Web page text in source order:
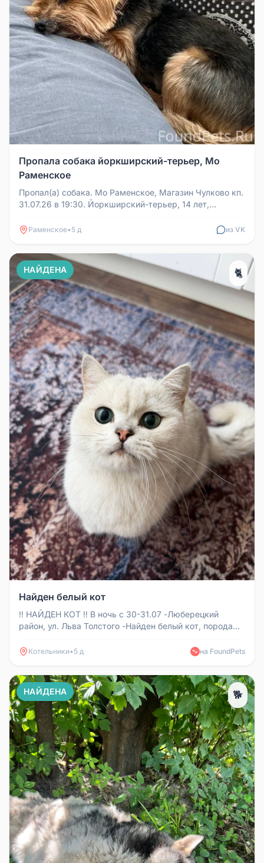
Пропала собака йоркширский-терьер, Мо
Раменское
Пропал(а) собака. Мо Раменское, Магазин Чулково кп.
31.07.26 в 19:30. Йоркширский-терьер, 14 лет,
Раменское• 5 д из VK
НАЙДЕНА 🐈
Найден белый кот
‼️ НАЙДЕН КОТ ‼️ В ночь с 30-31.07 -Люберецкий
район, ул. Льва Толстого -Найден белый кот, порода
Котельники• 5 д 🐾 на FoundPets
НАЙДЕНА 🐕